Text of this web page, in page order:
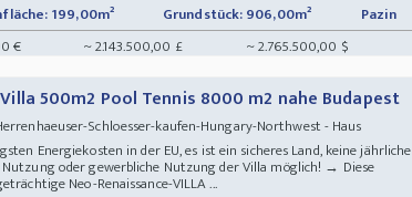
199,00m² Grundstück: 906,00m²
Pazin
€ ~ 2.143.500,00 £ ~ 2.765.500,00 $
Villa 500m2 Pool Tennis 8000 m2 nahe Budapest
Schloesser-kaufen-Hungary-Northwest - Haus
Energiekosten in der EU, es ist ein sicheres Land, keine jährliche
oder gewerbliche Nutzung der Villa möglich! → Diese
Neo-Renaissance-VILLA ...